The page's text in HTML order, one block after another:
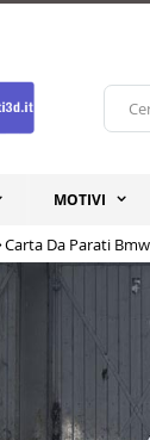
MOTIVI
Home
Carta Da Parati